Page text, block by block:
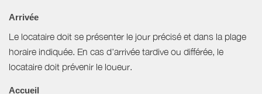
Arrivée
Le locataire doit se présenter le jour précisé et dans la plage
horaire indiquée. En cas d'arrivée tardive ou différée, le
locataire doit prévenir le loueur.
Accueil